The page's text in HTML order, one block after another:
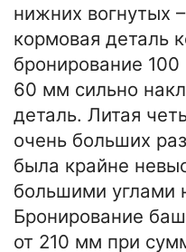
нижних вогнутых
кормовая деталь
бронирование
60 мм сильно
деталь. Литая
очень больших
была крайне
большими углами
Бронирование
от 210 мм при